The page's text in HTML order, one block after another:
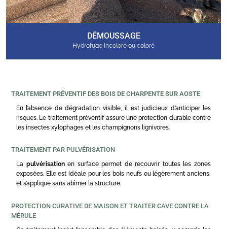
DÉMOUSSAGE
Hydrofuge incolore ou coloré
TRAITEMENT PRÉVENTIF DES BOIS DE CHARPENTE SUR AOSTE
En l’absence de dégradation visible, il est judicieux d’anticiper les
risques. Le traitement préventif assure une protection durable contre
les insectes xylophages et les champignons lignivores.
TRAITEMENT PAR PULVÉRISATION
La pulvérisationen surface permet de recouvrir toutes les zones
exposées. Elle est idéale pour les bois neufs ou légèrement anciens,
et s’applique sans abîmer la structure.
PROTECTION CURATIVE DE MAISON ET TRAITER CAVE CONTRE LA
MÉRULE